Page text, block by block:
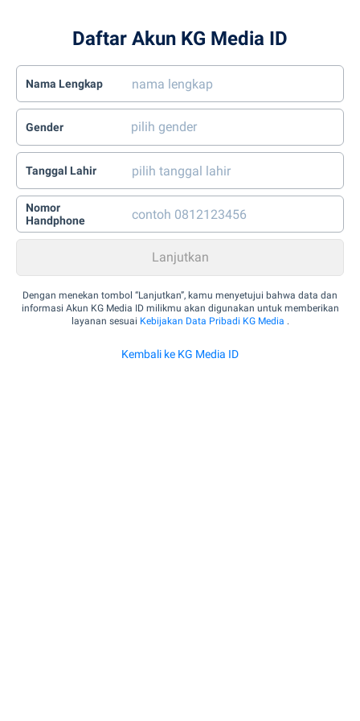
Daftar Akun KG Media ID
Nama Lengkap
Gender
Tanggal Lahir
Nomor
Handphone
Dengan menekan tombol “Lanjutkan”, kamu menyetujui bahwa data dan
informasi Akun KG Media ID milikmu akan digunakan untuk memberikan
layanan sesuai Kebijakan Data Pribadi KG Media .
Kembali ke KG Media ID